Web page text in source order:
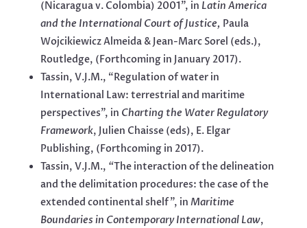
(Nicaragua v. Colombia) 2001”, in Latin America
and the International Court of Justice, Paula
Wojcikiewicz Almeida & Jean-Marc Sorel (eds.),
Routledge, (Forthcoming in January 2017).
Tassin, V.J.M., “Regulation of water in
International Law: terrestrial and maritime
perspectives”, in Charting the Water Regulatory
Framework, Julien Chaisse (eds), E. Elgar
Publishing, (Forthcoming in 2017).
Tassin, V.J.M., “The interaction of the delineation
and the delimitation procedures: the case of the
extended continental shelf”, in Maritime
Boundaries in Contemporary International Law,